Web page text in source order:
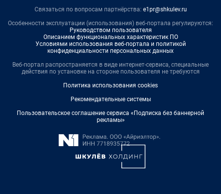
Связаться по вопросам партнёрства: e1pr@shkulev.ru
Особенности эксплуатации (использования) веб-портала регулируются:
Руководством пользователя
Описанием функциональных характеристик ПО
Условиями использования веб-портала и политикой
конфиденциальности персональных данных
Веб-портал распространяется в виде интернет-сервиса, специальные
действия по установке на стороне пользователя не требуются
Политика использования cookies
Рекомендательные системы
Пользовательское соглашение сервиса «Подписка без баннерной
рекламы»